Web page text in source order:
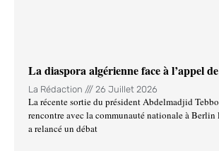
La diaspora algérienne face à l’appel
La Rédaction 26 Juillet 2026
La récente sortie du président Abdelmadjid
rencontre avec la communauté nationale à
a relancé un débat